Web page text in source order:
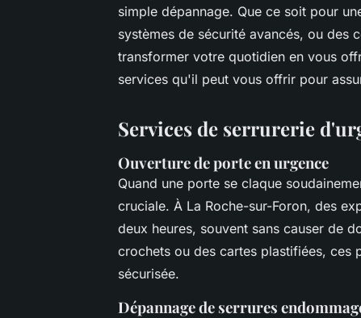
simple dépannage. Que ce soit pour
systèmes de sécurité avancés, ou des
transformer votre quotidien en vous
services qu'il peut vous offrir pour
Services de serrurerie
Ouverture de porte en urgence
Quand une porte se claque
cruciale. À La Roche-sur-Foron, des
deux heures, souvent sans causer de
crochets ou des cartes plastifiées, ces
sécurisée.
Dépannage de serrures